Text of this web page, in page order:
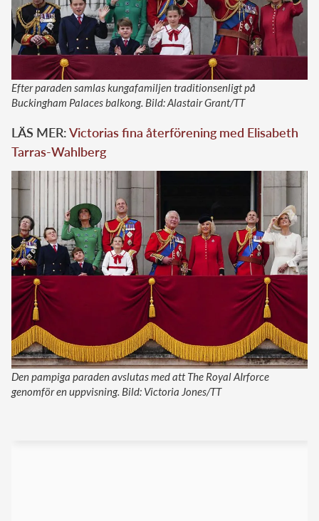
Efter paraden samlas kungafamiljen traditionsenligt på
Buckingham Palaces balkong. Bild: Alastair Grant/TT
LÄS MER:Victorias fina återförening med Elisabeth
Tarras-Wahlberg
Den pampiga paraden avslutas med att The Royal AIrforce
genomför en uppvisning. Bild: Victoria Jones/TT